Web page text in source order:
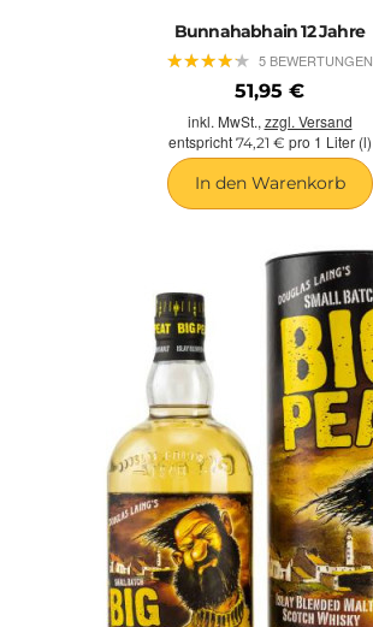
Bunnahabhain 12 Jahre
★★★★★
★★★★★ 5 BEWERTUNGEN
51,95 €
inkl. MwSt.,zzgl. Versand
entspricht 74,21 € pro 1 Liter (l)
In den Warenkorb